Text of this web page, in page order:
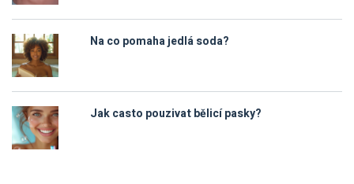
Na co pomaha jedlá soda?
Jak casto pouzivat bělicí pasky?